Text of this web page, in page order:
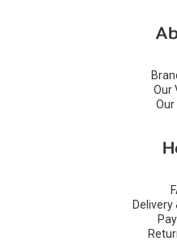
Our
Our
Delivery